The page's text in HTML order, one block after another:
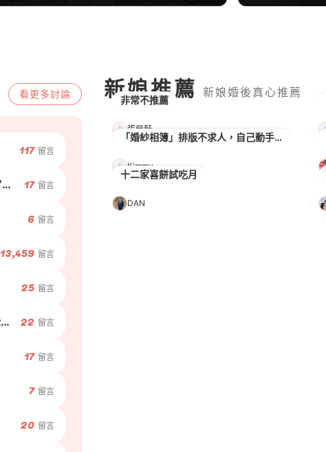
看更多討論
117 留言
【2026喜餅大賞】‼️年度最強檔‼️ 06/01-07/31 人氣喜餅免費試吃♥... 17 留言
6 留言
13,459 留言
25 留言
不辦婚宴.不走儀式 只辦【家宴】需要準備些什麼?或是... 22 留言
17 留言
7 留言
20 留言
新娘推薦 新娘婚後真心推薦
非常不推薦
張榮軒
「婚紗相簿」排版不求人，自己動手試試看（圖多）
Kimmy
十二家喜餅試吃月
DAN